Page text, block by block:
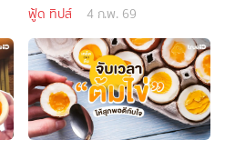
ฟู้ด ทิปส์ 4 ก.พ. 69